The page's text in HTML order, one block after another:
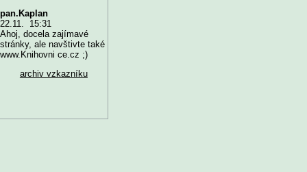
pan.Kaplan
22.11. 15:31
Ahoj, docela zajímavé
stránky, ale navštivte také
www.Knihovni ce.cz ;)
archiv vzkazníku